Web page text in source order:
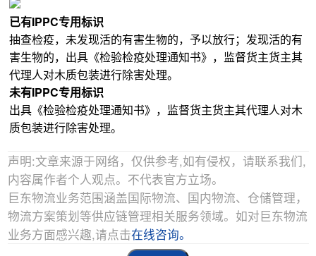
已有IPPC专用标识
抽查检疫，未发现活的有害生物的，予以放行；发现活的有
害生物的，出具《检验检疫处理通知书》，监督货主货主其
代理人对木质包装进行除害处理。
未有IPPC专用标识
出具《检验检疫处理通知书》，监督货主货主其代理人对木
质包装进行除害处理。
声明:文章来源于网络，仅供参考,如有侵权，请联系我们,
内容属作者个人观点。不代表官方立场。
巨东物流业务范围涵盖国际物流、国内物流、仓储管理，
物流方案策划等供应链管理相关服务领域。如对巨东物流
业务方面感兴趣,请点击在线咨询。